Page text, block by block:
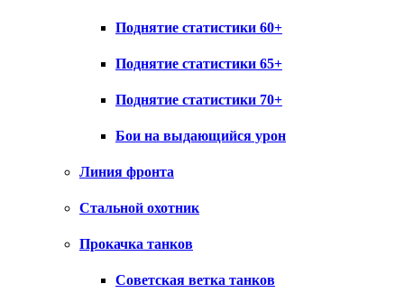
Поднятие статистики 60+
Поднятие статистики 65+
Поднятие статистики 70+
Бои на выдающийся урон
Линия фронта
Стальной охотник
Прокачка танков
Советская ветка танков